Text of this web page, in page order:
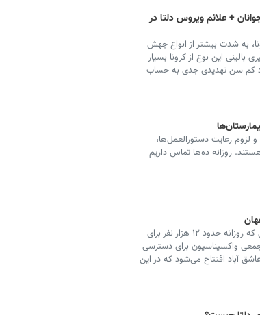
+ علائم ویروس دلتا در
به شدت بیشتر از انواع جهش
بالینی این نوع از کرونا بسیار
کم سن تهدیدی جدی به حساب
لزوم رعایت دستورالعمل‌ها،
روزانه ده‌ها تماس داریم
مسئول بیماری‌های واگیر مرکز بهداشت استان اصفهان با بیان این که روزانه حدود ۱۲ هزار نفر برای
واکسیناسیون برای دسترسی
آباد افتتاح می‌شود که در این